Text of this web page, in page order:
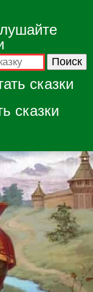
сказки
сказки